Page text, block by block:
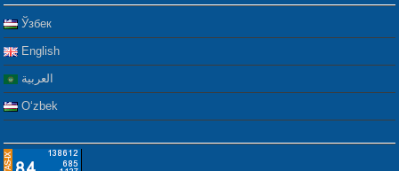
Ўзбек
English
العربية
Oʻzbek